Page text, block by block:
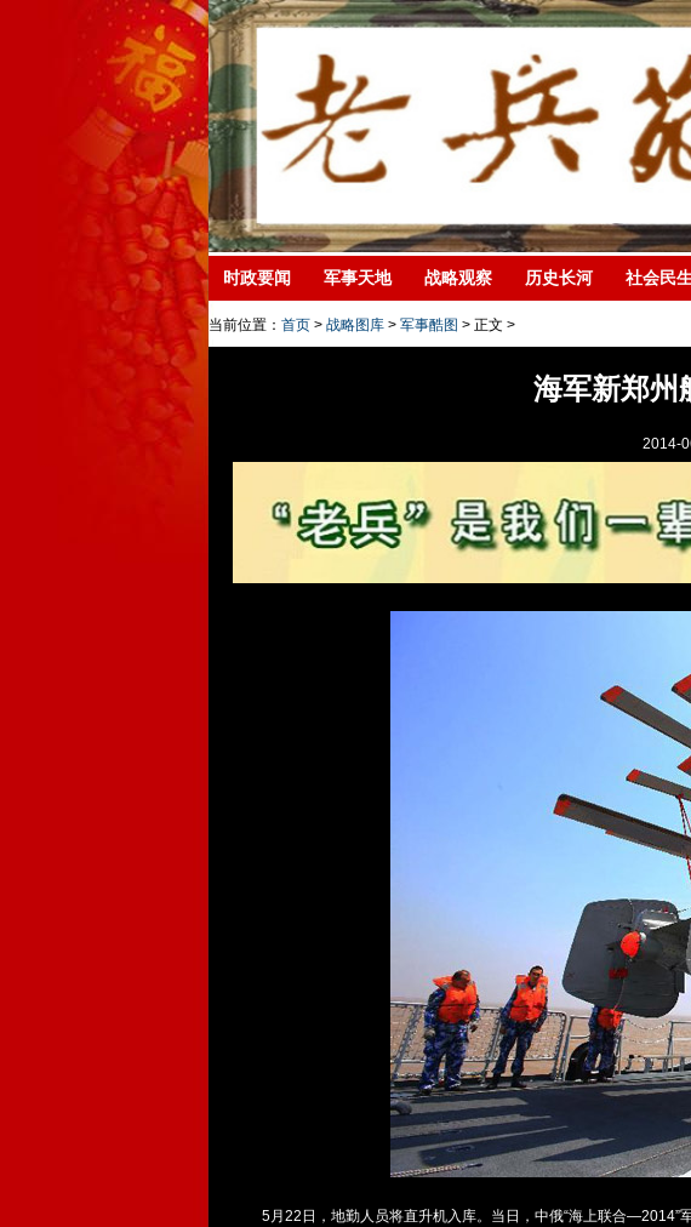
时政要闻 军事天地 战略观察 历史长河 社会民生
当前位置： 首页 > 战略图库 > 军事酷图 > 正文 >
海军新郑州
2014-
5月22日，地勤人员将直升机入库。当日，中俄“海上联合—2014”